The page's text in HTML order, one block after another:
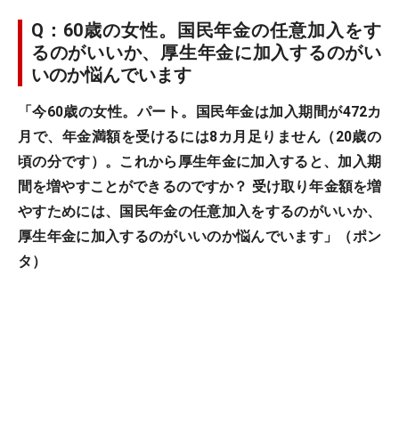
Q：60歳の女性。国民年金の任意加入をす
るのがいいか、厚生年金に加入するのがい
いのか悩んでいます
「今60歳の女性。パート。国民年金は加入期間が472カ
月で、年金満額を受けるには8カ月足りません（20歳の
頃の分です）。これから厚生年金に加入すると、加入期
間を増やすことができるのですか？ 受け取り年金額を増
やすためには、国民年金の任意加入をするのがいいか、
厚生年金に加入するのがいいのか悩んでいます」（ポン
タ）